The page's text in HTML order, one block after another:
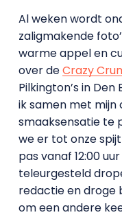
Al weken wordt
zaligmakende
warme appel en
over deCrazy
Pilkington’s in
ik samen met mijn
smaaksensatie te
we er tot onze
pas vanaf 12:00
teleurgesteld
redactie en droge
om een andere